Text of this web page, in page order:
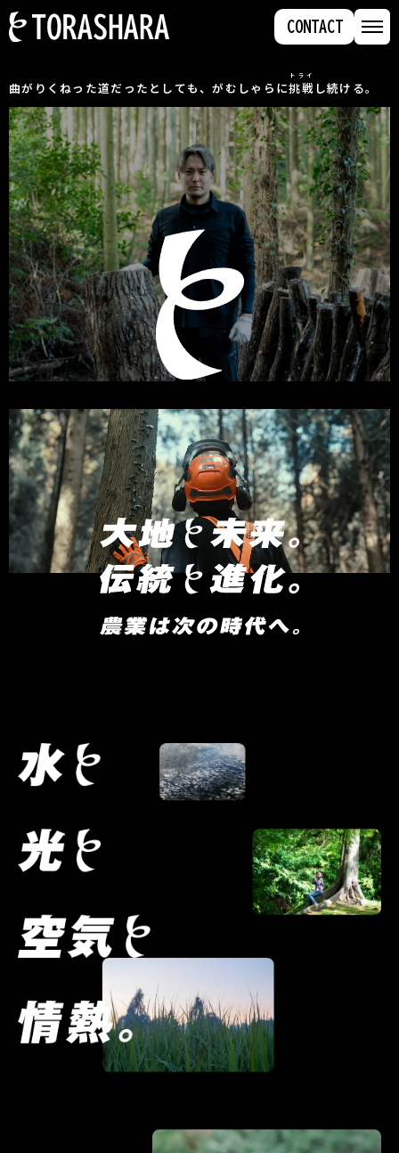
CONTACT MENU
曲がりくねった道だったとしても、がむしゃらに挑戦
トライ
し続ける。